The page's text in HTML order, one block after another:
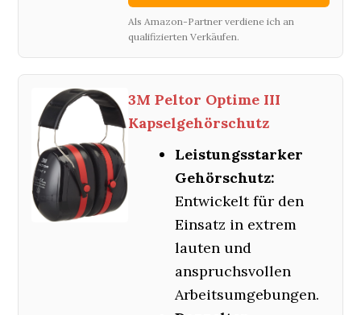
Als Amazon-Partner verdiene ich an
qualifizierten Verkäufen.
3M Peltor Optime III
Kapselgehörschutz
Leistungsstarker
Gehörschutz:
Entwickelt für den
Einsatz in extrem
lauten und
anspruchsvollen
Arbeitsumgebungen.